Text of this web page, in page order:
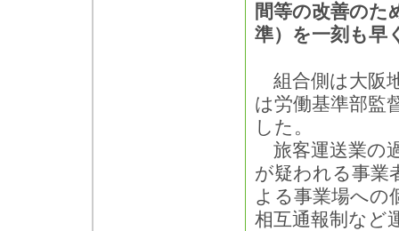
間等の改善のた
準）を一刻も早
組合側は大阪
は労働基準部監
した。
旅客運送業の
が疑われる事業
よる事業場への
相互通報制など